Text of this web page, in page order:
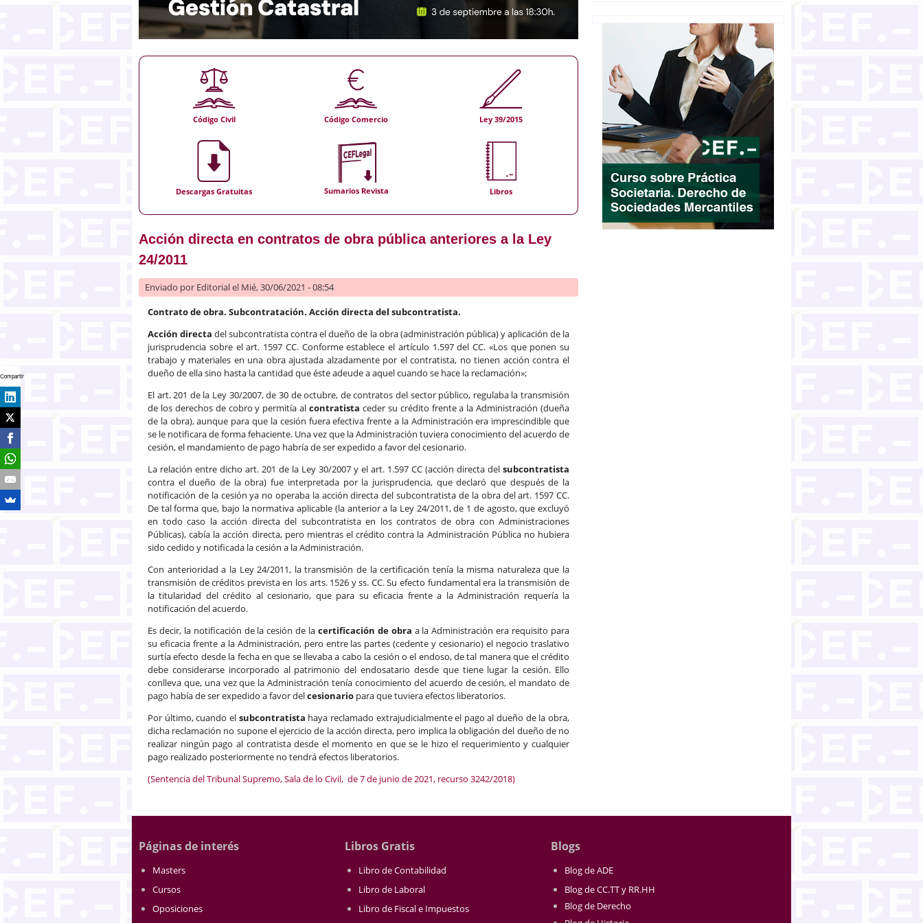
Código Civil Código Comercio Ley 39/2015
Descargas Gratuitas Sumarios Revista Libros
Acción directa en contratos de obra pública anteriores a la Ley
24/2011
Enviado por Editorialel Mié, 30/06/2021 - 08:54
Contrato de obra. Subcontratación. Acción directa del subcontratista.
Acción directa del subcontratista contra el dueño de la obra (administración pública) y aplicación de la
jurisprudencia sobre el art. 1597 CC. Conforme establece el artículo 1.597 del CC. «Los que ponen su
trabajo y materiales en una obra ajustada alzadamente por el contratista, no tienen acción contra el
dueño de ella sino hasta la cantidad que éste adeude a aquel cuando se hace la reclamación»;
El art. 201 de la Ley 30/2007, de 30 de octubre, de contratos del sector público, regulaba la transmisión
de los derechos de cobro y permitía al contratista ceder su crédito frente a la Administración (dueña
de la obra), aunque para que la cesión fuera efectiva frente a la Administración era imprescindible que
se le notificara de forma fehaciente. Una vez que la Administración tuviera conocimiento del acuerdo de
cesión, el mandamiento de pago habría de ser expedido a favor del cesionario.
La relación entre dicho art. 201 de la Ley 30/2007 y el art. 1.597 CC (acción directa del subcontratista
contra el dueño de la obra) fue interpretada por la jurisprudencia, que declaró que después de la
notificación de la cesión ya no operaba la acción directa del subcontratista de la obra del art. 1597 CC.
De tal forma que, bajo la normativa aplicable (la anterior a la Ley 24/2011, de 1 de agosto, que excluyó
en todo caso la acción directa del subcontratista en los contratos de obra con Administraciones
Públicas), cabía la acción directa, pero mientras el crédito contra la Administración Pública no hubiera
sido cedido y notificada la cesión a la Administración.
Con anterioridad a la Ley 24/2011, la transmisión de la certificación tenía la misma naturaleza que la
transmisión de créditos prevista en los arts. 1526 y ss. CC. Su efecto fundamental era la transmisión de
la titularidad del crédito al cesionario, que para su eficacia frente a la Administración requería la
notificación del acuerdo.
Es decir, la notificación de la cesión de la certificación de obra a la Administración era requisito para
su eficacia frente a la Administración, pero entre las partes (cedente y cesionario) el negocio traslativo
surtía efecto desde la fecha en que se llevaba a cabo la cesión o el endoso, de tal manera que el crédito
debe considerarse incorporado al patrimonio del endosatario desde que tiene lugar la cesión. Ello
conlleva que, una vez que la Administración tenía conocimiento del acuerdo de cesión, el mandato de
pago había de ser expedido a favor delcesionario para que tuviera efectos liberatorios.
Por último, cuando el subcontratista haya reclamado extrajudicialmente el pago al dueño de la obra,
dicha reclamación no supone el ejercicio de la acción directa, pero implica la obligación del dueño de no
realizar ningún pago al contratista desde el momento en que se le hizo el requerimiento y cualquier
pago realizado posteriormente no tendrá efectos liberatorios.
(Sentencia del Tribunal Supremo, Sala de lo Civil, de 7 de junio de 2021, recurso 3242/2018)
Páginas de interés
Masters
Cursos
Oposiciones
Libros Gratis
Libro de Contabilidad
Libro de Laboral
Libro de Fiscal e Impuestos
Blogs
Blog de ADE
Blog de CC.TT y RR.HH
Blog de Derecho
Compartir